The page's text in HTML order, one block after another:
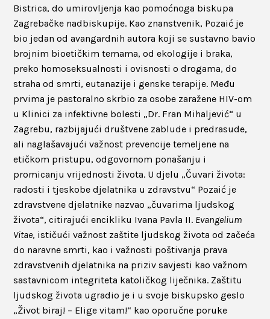
Bistrica, do umirovljenja kao pomoćnoga biskupa
Zagrebačke nadbiskupije. Kao znanstvenik, Pozaić je
bio jedan od avangardnih autora koji se sustavno bavio
brojnim bioetičkim temama, od ekologije i braka,
preko homoseksualnosti i ovisnosti o drogama, do
straha od smrti, eutanazije i genske terapije. Među
prvima je pastoralno skrbio za osobe zaražene HIV-om
u Klinici za infektivne bolesti „Dr. Fran Mihaljević“ u
Zagrebu, razbijajući društvene zablude i predrasude,
ali naglašavajući važnost prevencije temeljene na
etičkom pristupu, odgovornom ponašanju i
promicanju vrijednosti života. U djelu „Čuvari života:
radosti i tjeskobe djelatnika u zdravstvu“ Pozaić je
zdravstvene djelatnike nazvao „čuvarima ljudskog
života“, citirajući encikliku Ivana Pavla II. Evangelium
Vitae, ističući važnost zaštite ljudskog života od začeća
do naravne smrti, kao i važnosti poštivanja prava
zdravstvenih djelatnika na priziv savjesti kao važnom
sastavnicom integriteta katoličkog liječnika. Zaštitu
ljudskog života ugradio je i u svoje biskupsko geslo
„Život biraj! – Elige vitam!“ kao oporučne poruke